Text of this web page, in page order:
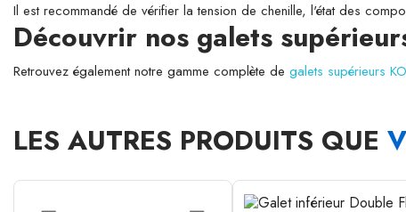
Il est recommandé de vérifier la tension de chenille, l'état des
Découvrir nos galets
Retrouvez également notre gamme complète de galets supérieurs
LES AUTRES PRODUITS QUE